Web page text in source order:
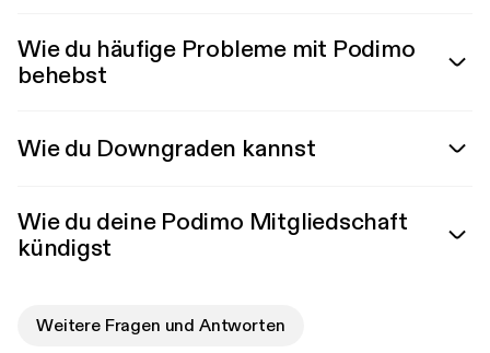
Wie du häufige Probleme mit Podimo
behebst
Wie du Downgraden kannst
Wie du deine Podimo Mitgliedschaft
kündigst
Weitere Fragen und Antworten